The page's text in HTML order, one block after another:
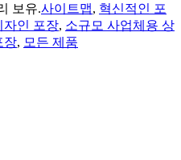
보유.사이트맵, 혁신적인 포
자인 포장, 소규모 사업체용 상
장, 모든 제품